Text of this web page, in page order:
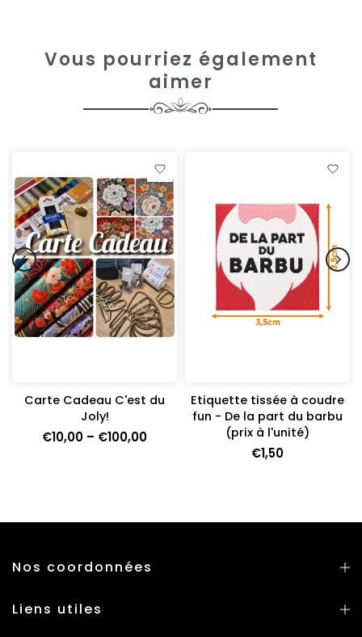
Vous pourriez également
aimer
Carte Cadeau C'est du
Joly!
€10,00 – €100,00
Etiquette tissée à coudre
fun - De la part du barbu
(prix à l'unité)
€1,50
Nos coordonnées
Liens utiles